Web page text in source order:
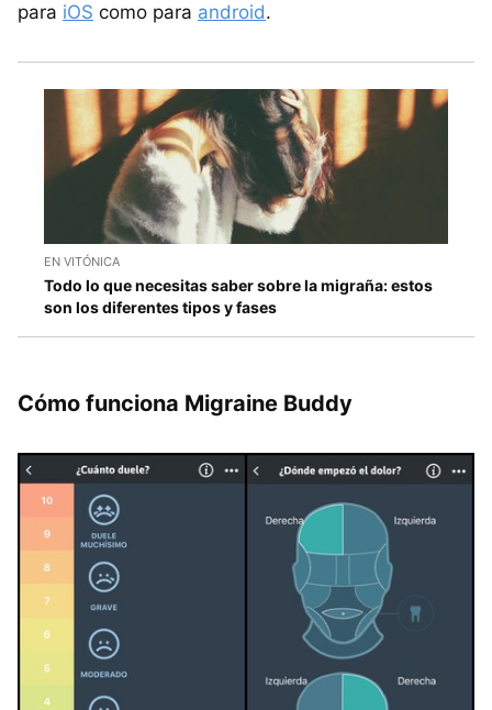
para iOS como para android.
EN VITÓNICA
Todo lo que necesitas saber sobre la migraña: estos
son los diferentes tipos y fases
Cómo funciona Migraine Buddy